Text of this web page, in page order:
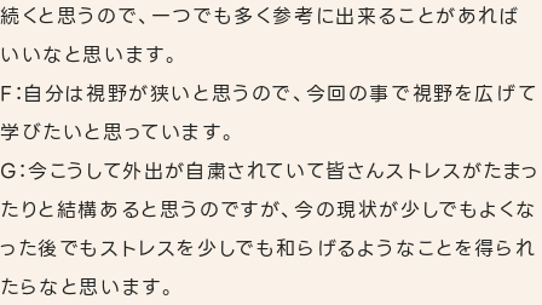
続くと思うので、一つでも多く参考に出来ることがあれば
いいなと思います。
F：自分は視野が狭いと思うので、今回の事で視野を広げて
学びたいと思っています。
G：今こうして外出が自粛されていて皆さんストレスがたまっ
たりと結構あると思うのですが、今の現状が少しでもよくな
った後でもストレスを少しでも和らげるようなことを得られ
たらなと思います。